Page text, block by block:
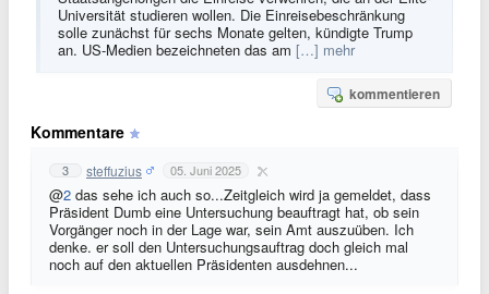
Universität studieren wollen. Die Einreisebeschränkung
solle zunächst für sechs Monate gelten, kündigte Trump
an. US-Medien bezeichneten das am […] mehr
kommentieren
Kommentare
3 steffuzius 05. Juni 2025
@2 das sehe ich auch so...Zeitgleich wird ja gemeldet, dass
Präsident Dumb eine Untersuchung beauftragt hat, ob sein
Vorgänger noch in der Lage war, sein Amt auszuüben. Ich
denke. er soll den Untersuchungsauftrag doch gleich mal
noch auf den aktuellen Präsidenten ausdehnen...